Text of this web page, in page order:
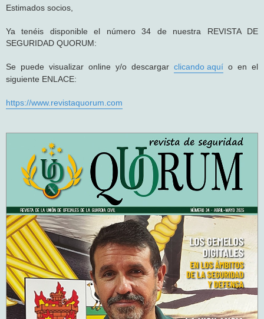
n
s
e
Estimados socios,
Ya tenéis disponible el número 34 de nuestra REVISTA DE
SEGURIDAD QUORUM:
Se puede visualizar online y/o descargar clicando aquí o en el
siguiente ENLACE:
https://www.revistaquorum.com